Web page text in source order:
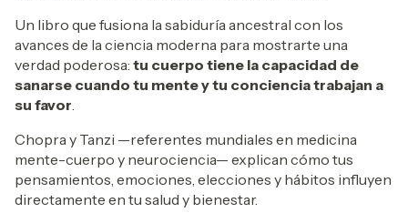
Un libro que fusiona la sabiduría ancestral con los
avances de la ciencia moderna para mostrarte una
verdad poderosa: tu cuerpo tiene la capacidad de
sanarse cuando tu mente y tu conciencia trabajan a
su favor
Chopra y Tanzi —referentes mundiales en medicina
mente-cuerpo y neurociencia— explican cómo tus
pensamientos, emociones, elecciones y hábitos influyen
directamente en tu salud y bienestar.